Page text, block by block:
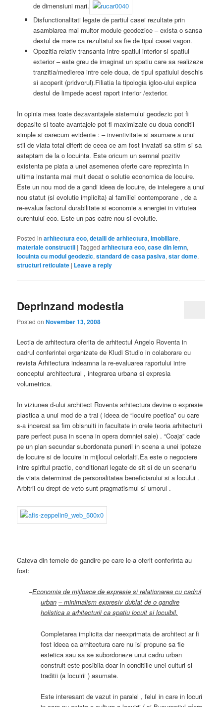
de dimensiuni mari.
Disfunctionalitati legate de partiul casei rezultate prin
asamblarea mai multor module geodezice – exista o sansa
destul de mare ca rezultatul sa fie de tipul casei vagon.
Opozitia relativ transanta intre spatiul interior si spatiul
exterior – este greu de imaginat un spatiu care sa realizeze
tranzitia/medierea intre cele doua, de tipul spatiului deschis
si acoperit (pridvorul).Filiatia la tipologia igloo-ului explica
destul de limpede acest raport interior /exterior.
In opinia mea toate dezavantajele sistemului geodezic pot fi
depasite si toate avantajele pot fi maximizate cu doua conditii
simple si oarecum evidente : – inventivitate si asumare a unui
stil de viata total diferit de ceea ce am fost invatati sa stim si sa
asteptam de la o locuinta. Este oricum un semnal pozitiv
existenta pe piata a unei asemenea oferte care reprezinta in
ultima instanta mai mult decat o solutie economica de locuire.
Este un nou mod de a gandi ideea de locuire, de intelegere a unui
nou statut (si evolutie implicita) al familiei contemporane , de a
re-evalua factorul durabilitate si economie a energiei in virtutea
curentului eco. Este un pas catre nou si evolutie.
Posted in arhitectura eco,detalii de arhitectura,imobiliare,
materiale constructii |Tagged arhitectura eco,case din lemn,
locuinta cu modul geodezic,standard de casa pasiva,star dome,
structuri reticulate | Leave a reply
Deprinzand modestia
Posted onNovember 13, 2008
Lectia de arhitectura oferita de arhitectul Angelo Roventa in
cadrul conferintei organizate de Kludi Studio in colaborare cu
revista Arhitectura indeamna la re-evaluarea raportului intre
conceptul architectural , integrarea urbana si expresia
volumetrica.
In viziunea d-ului architect Roventa arhitectura devine o expresie
plastica a unui mod de a trai ( ideea de “locuire poetica” cu care
s-a incercat sa fim obisnuiti in facultate in orele teoria arhitecturii
pare perfect pusa in scena in opera domniei sale) . “Coaja” cade
pe un plan secundar subordonata punerii in scena a unei ipoteze
de locuire si de locuire in mijlocul celorlalti.Ea este o negociere
intre spiritul practic, conditionari legate de sit si de un scenariu
de viata determinat de personalitatea beneficiarului si a locului .
Arbitrii cu drept de veto sunt pragmatismul si umorul .
Cateva din temele de gandire pe care le-a oferit conferinta au
fost:
–Economia de mijloace de expresie si relationarea cu cadrul
urban – minimalism expresiv dublat de o gandire
holistica a arhitecturii ca spatiu locuit si locuibil.
Completarea implicita dar neexprimata de architect ar fi
fost ideea ca arhitectura care nu isi propune sa fie
estetica sau sa se subordoneze unui cadru urban
construit este posibila doar in conditiile unei culturi si
traditii (a locuirii ) asumate.
Este interesant de vazut in paralel , felul in care in locuri